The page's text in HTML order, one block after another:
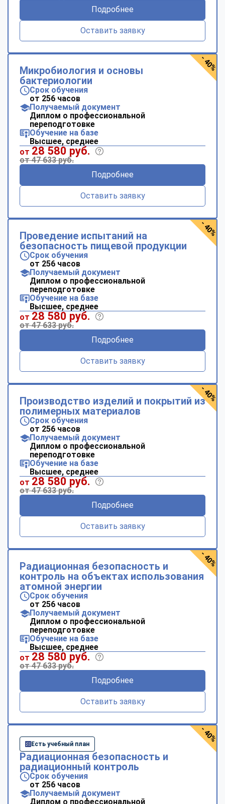
Подробнее
Оставить заявку
Микробиология и основы
бактериологии
Срок обучения
от 256 часов
Получаемый документ
Диплом о профессиональной
переподготовке
Обучение на базе
Высшее, среднее
от 28 580 руб.
от 47 633 руб.
Подробнее
Оставить заявку
- 40%
Проведение испытаний на
безопасность пищевой продукции
Срок обучения
от 256 часов
Получаемый документ
Диплом о профессиональной
переподготовке
Обучение на базе
Высшее, среднее
от 28 580 руб.
от 47 633 руб.
Подробнее
Оставить заявку
- 40%
Производство изделий и покрытий из
полимерных материалов
Срок обучения
от 256 часов
Получаемый документ
Диплом о профессиональной
переподготовке
Обучение на базе
Высшее, среднее
от 28 580 руб.
от 47 633 руб.
Подробнее
Оставить заявку
- 40%
Радиационная безопасность и
контроль на объектах использования
атомной энергии
Срок обучения
от 256 часов
Получаемый документ
Диплом о профессиональной
переподготовке
Обучение на базе
Высшее, среднее
от 28 580 руб.
от 47 633 руб.
Подробнее
Оставить заявку
- 40%
Есть учебный план
Радиационная безопасность и
радиационный контроль
Срок обучения
от 256 часов
Получаемый документ
Диплом о профессиональной
- 40%